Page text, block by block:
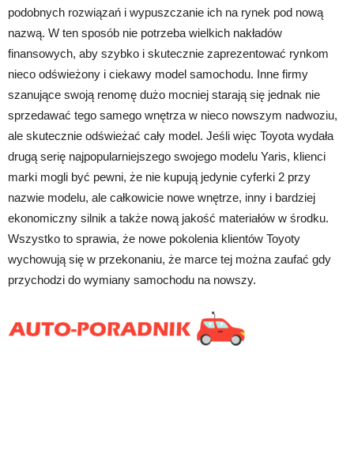
podobnych rozwiązań i wypuszczanie ich na rynek pod nową
nazwą. W ten sposób nie potrzeba wielkich nakładów
finansowych, aby szybko i skutecznie zaprezentować rynkom
nieco odświeżony i ciekawy model samochodu. Inne firmy
szanujące swoją renomę dużo mocniej starają się jednak nie
sprzedawać tego samego wnętrza w nieco nowszym nadwoziu,
ale skutecznie odświeżać cały model. Jeśli więc Toyota wydała
drugą serię najpopularniejszego swojego modelu Yaris, klienci
marki mogli być pewni, że nie kupują jedynie cyferki 2 przy
nazwie modelu, ale całkowicie nowe wnętrze, inny i bardziej
ekonomiczny silnik a także nową jakość materiałów w środku.
Wszystko to sprawia, że nowe pokolenia klientów Toyoty
wychowują się w przekonaniu, że marce tej można zaufać gdy
przychodzi do wymiany samochodu na nowszy.